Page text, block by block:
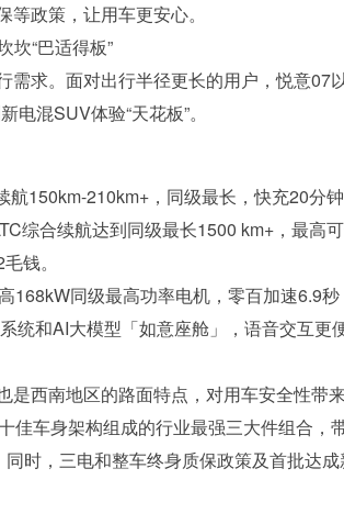
政策，让用车更安心。
坎“巴适得板”
求。面对出行半径更长的用户，悦意07
混SUV体验“天花板”。
150km-210km+，同级最长，快充20分
综合续航达到同级最长1500 km+，最高
钱。
168kW同级最高功率电机，零百加速6.9
统和AI大模型「如意座舱」，语音交互更
是西南地区的路面特点，对用车安全性带
佳车身架构组成的行业最强三大件组合，
同时，三电和整车终身质保政策及首批达